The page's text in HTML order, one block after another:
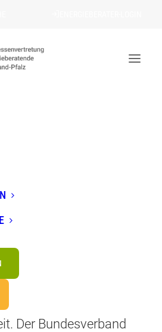
und
vereint: GIH und
(GIH) vertritt die
und Energieberater
Der Bundesverband